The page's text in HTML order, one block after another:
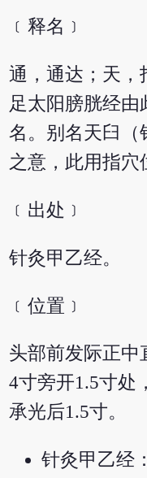
﹝释名﹞
通，通达；天，
足太阳膀胱经
名。别名天臼（
之意，此用指穴
﹝出处﹞
针灸甲乙经。
﹝位置﹞
头部前发际正中
4寸旁开1.5寸处
承光后1.5寸。
针灸甲乙经：